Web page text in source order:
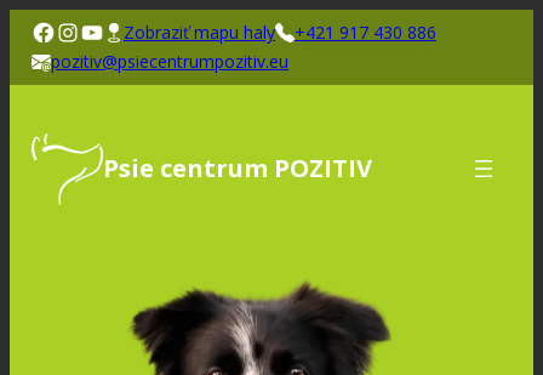
Zobraziť mapu haly
+421 917 430 886
pozitiv@psiecentrumpozitiv.eu
Psie centrum POZITIV